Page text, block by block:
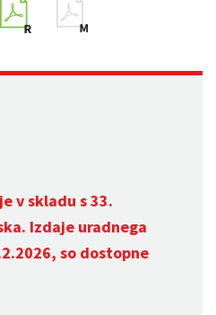
v skladu s 33.
Izdaje uradnega
so dostopne